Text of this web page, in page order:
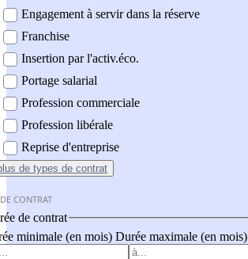
Engagement à servir dans la réserve
Franchise
Insertion par l'activ.éco.
Portage salarial
Profession commerciale
Profession libérale
Reprise d'entreprise
de types de contrat
CONTRAT
de contrat
minimale (en mois) Durée maximale (en mois)